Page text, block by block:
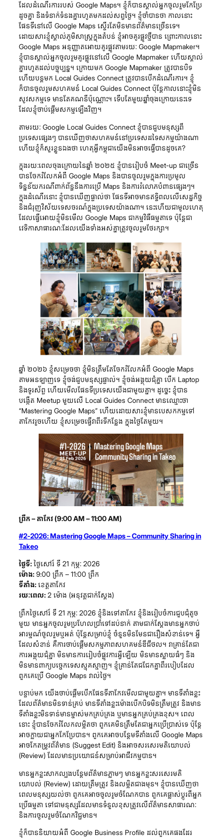
ដែលដំណើរការរបស់ Google Maps។ ខ្ញុំក៏បានស្គាល់អ្នកចូលរួមកែប្រែ
ដូចគ្នា និងទំនាក់ទំនងគ្នារហូតមកដល់សព្វថ្ងៃ។ ខ្ញុំចាំបានថា កាលនោះ
ផែនទីនៅលើ Google Maps ស្ទើរតែមិនមានព័ត៌មានច្រើនទេ។
ដោយសារខ្ញុំស្គាល់ភូមិសាស្ត្រក្នុងតំបន់ ខ្ញុំអាចគូរផ្លូវថ្មីបាន ព្រោះកាលនោះ
Google Maps អនុញ្ញាតអោយគូរផ្លូវតាមរយៈ Google Mapmaker។
ខ្ញុំបានស្គាល់អ្នកចូលរួមគូរផ្លូវនៅលើ Google Mapmaker ហើយស្គាល់
គ្នារហូតដល់បច្ចុប្បន្ន។ ក្រោយមក Google Mapmaker ត្រូវបានបិទ
ហើយបន្តមក Local Guides Connect ត្រូវបានបើកដំណើរការ។ ខ្ញុំ
ក៏បានចូលរួមសហគមន៍ Local Guides Connect ប៉ុន្តែកាលនោះខ្ញុំមិន
សូវសកម្មទេ មានតែគណនីប៉ុណ្ណោះ។ ទើបតែមួយឆ្នាំចុងក្រោយនេះទេ
ដែលខ្ញុំចាប់ផ្តើមសកម្មឡើងវិញ។
តាមរយៈ Google Local Guides Connect ខ្ញុំបានជួបមនុស្សពី
ប្រទេសផ្សេងៗ បានឃើញថាសហគមន៍នៅប្រទេសដទៃសកម្មយ៉ាងណា
ហើយខ្ញុំក៏សួរខ្លួនឯងថា ហេតុអ្វីកម្ពុជាយើងមិនអាចធ្វើបានដូចគេ?
ក្នុងរយៈពេលចុងក្រោយនៃឆ្នាំ ២០២៥ ខ្ញុំបានរៀបចំ Meet-up ជាច្រើន
បានចែករំលែកអំពី Google Maps និងបានចូលរួមក្នុងការប្រមូល
ទិន្នន័យករណីពាក់ព័ន្ធនឹងការប្រើ Maps និងការរំលោភបំពានផ្សេងៗ។
ក្នុងដំណើរនោះ ខ្ញុំបានឃើញផ្ទាល់ថា ផែនទីអាចមានឥទ្ធិពលលើសេដ្ឋកិច្ច
និងជំរុញវិស័យទេសចរណ៍ក្នុងប្រទេសយ៉ាងណា។ នេះហើយជាមូលហេតុ
ដែលធ្វើអោយខ្ញុំមិនមើល Google Maps ជាកម្មវិធីធម្មតាទេ ប៉ុន្តែជា
វេទិកាសាធារណៈដែលយើងទាំងអស់គ្នាត្រូវចូលរួមថែរក្សា។
ឆ្នាំ ២០២៦ ខ្ញុំសម្រេចថា ខ្ញុំមិនត្រឹមតែចែករំលែកអំពី Google Maps
តាមអនឡាញទេ ខ្ញុំចង់ជួបមនុស្សផ្ទាល់។ ខ្ញុំចង់អង្គុយជុំគ្នា បើក Laptop
និងទូរស័ព្ទ ហើយមើលផែនទីប្រទេសយើងជាមួយគ្នា។ ដូច្នេះ ខ្ញុំបាន
បង្កើត Meetup មួយលើ Local Guides Connect មានឈ្មោះថា
“Mastering Google Maps” ហើយដោយសារខ្ញុំមានបេសកកម្មទៅ
តាកែវរួចហើយ ខ្ញុំសម្រេចធ្វើវាពីរទីកន្លែង ក្នុងថ្ងៃតែមួយ។
ព្រឹក – តាកែវ (9:00 AM – 11:00 AM)
#2-2026: Mastering Google Maps – Community Sharing in
Takeo
ថ្ងៃទី: ថ្ងៃសៅរ៍ ទី 21 កុម្ភៈ 2026
ម៉ោង: 9:00 ព្រឹក – 11:00 ព្រឹក
ទីតាំង: ខេត្តតាកែវ
រយៈពេល: 2 ម៉ោង (អនុវត្តជាក់ស្តែង)
ព្រឹកថ្ងៃសៅរ៍ ទី 21 កុម្ភៈ 2026 ខ្ញុំនិងទៅតាកែវ ខ្ញុំនិងរៀបចំការជួបជុំតូច
មួយ មានអ្នកចូលរួមប្រហែលប្រាំទៅដប់នាក់ តាមជាក់ស្ដែងមានអ្នកចាប់
អារម្មណ៍ចូលរួមឬអត់ ប៉ុន្តែសម្រាប់ខ្ញុំ ចំនួនមិនមែនជារឿងសំខាន់ទេ។ អ្វី
ដែលសំខាន់ គឺការចាប់ផ្តើមសកម្មភាពសហគមន៍ឌី​ជីថល។ វាគ្រាន់តែជា
ការអង្គុយជុំគ្នា មិនមានការរៀបចំផ្លូវការអ្វីឡើយ មិនមានស្លាយធំៗ និង
មិនមានពាក្យបច្ចេកទេសស្មុគស្មាញ។ ខ្ញុំគ្រាន់តែជជែកគ្នាពីរបៀបដែល
ពួកគេប្រើ Google Maps រាល់ថ្ងៃ។
បន្ទាប់មក យើងចាប់ផ្តើមបើកផែនទីតាកែវមើលជាមួយគ្នា។ មានទីតាំងខ្លះ
ដែលព័ត៌មានមិនទាន់គ្រប់ មានទីតាំងខ្លះម៉ោងបើកបិទមិនត្រឹមត្រូវ និងមាន
ទីតាំងខ្លះមិនទាន់មានម្ចាស់មកគ្រប់គ្រង ឬមានអ្នកគ្រប់គ្រងខុស។ ពេល
នោះ ខ្ញុំបានចែករំលែកលម្អិតថា ពួកគេមិនត្រឹមតែជាអ្នកប្រើប្រាស់ទេ ប៉ុន្តែ
អាចក្លាយជាអ្នកកែប្រែបាន។ ពួកគេអាចបន្ថែមទីតាំងលើ Google Maps
អាចកែតម្រូវព័ត៌មាន (Suggest Edit) និងអាចសរសេរមតិយោបល់
(Review) ដែលមានប្រយោជន៍សម្រាប់អាជីវកម្មបាន។
មានអ្នកខ្លះសាកល្បងបន្ថែមព័ត៌មានភ្លាមៗ មានអ្នកខ្លះសរសេរមតិ
យោបល់ (Review) ដោយត្រឹមត្រូវ និងលម្អិតជាងមុន។ ខ្ញុំបានឃើញថា
ពេលមនុស្សយល់ថា ពួកគេអាចចូលរួមចំណែកបាន ពួកគេផ្លាស់ប្តូរពីអ្នក
ប្រើធម្មតា ទៅជាមនុស្សដែលមានទំនួលខុសត្រូវលើព័ត៌មានសាធារណៈ
និងការចូលរួមចំណែកវិជ្ជមាន។
ខ្ញុំក៏បាននិយាយអំពី Google Business Profile ដល់ពួកគេផងដែរ